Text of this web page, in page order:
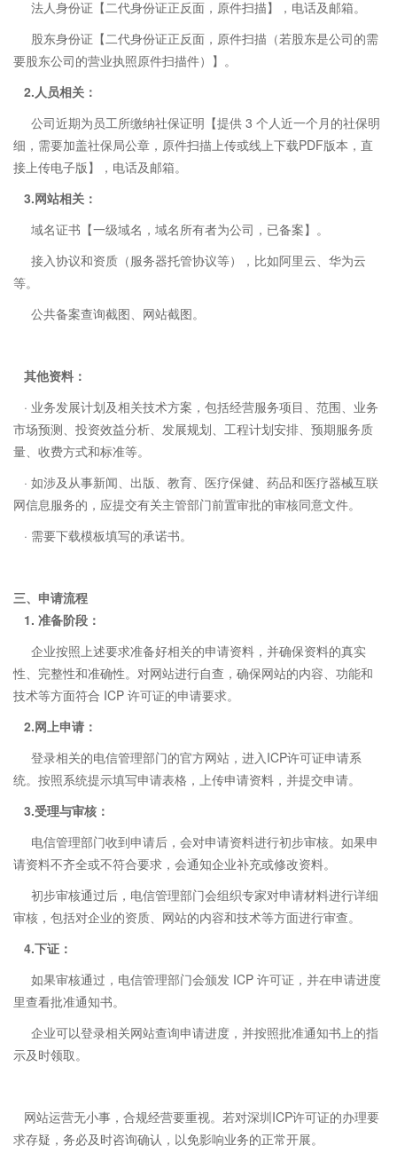
法人身份证【二代身份证正反面，原件扫描】，电话及邮箱。
股东身份证【二代身份证正反面，原件扫描（若股东是公司的需
要股东公司的营业执照原件扫描件）】。
2.人员相关：
公司近期为员工所缴纳社保证明【提供 3 个人近一个月的社保明
细，需要加盖社保局公章，原件扫描上传或线上下载PDF版本，直
接上传电子版】，电话及邮箱。
3.网站相关：
域名证书【一级域名，域名所有者为公司，已备案】。
接入协议和资质（服务器托管协议等），比如阿里云、华为云
等。
公共备案查询截图、网站截图。
其他资料：
· 业务发展计划及相关技术方案，包括经营服务项目、范围、业务
市场预测、投资效益分析、发展规划、工程计划安排、预期服务质
量、收费方式和标准等。
· 如涉及从事新闻、出版、教育、医疗保健、药品和医疗器械互联
网信息服务的，应提交有关主管部门前置审批的审核同意文件。
· 需要下载模板填写的承诺书。
三、 申请流程
1. 准备阶段：
企业按照上述要求准备好相关的申请资料，并确保资料的真实
性、完整性和准确性。对网站进行自查，确保网站的内容、功能和
技术等方面符合 ICP 许可证的申请要求。
2.网上申请：
登录相关的电信管理部门的官方网站，进入ICP许可证申请系
统。按照系统提示填写申请表格，上传申请资料，并提交申请。
3.受理与审核：
电信管理部门收到申请后，会对申请资料进行初步审核。如果申
请资料不齐全或不符合要求，会通知企业补充或修改资料。
初步审核通过后，电信管理部门会组织专家对申请材料进行详细
审核，包括对企业的资质、网站的内容和技术等方面进行审查。
4.下证：
如果审核通过，电信管理部门会颁发 ICP 许可证，并在申请进度
里查看批准通知书。
企业可以登录相关网站查询申请进度，并按照批准通知书上的指
示及时领取。
网站运营无小事，合规经营要重视。若对深圳ICP许可证的办理要
求存疑，务必及时咨询确认，以免影响业务的正常开展。